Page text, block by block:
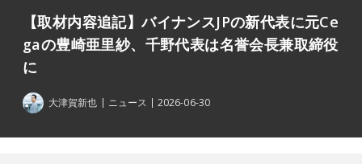
【取材内容追記】バイナンスJPの新代表に元Ce
gaの豊崎亜里紗、千野代表は名誉会長兼取締役
に
大津賀新也 ニュース 2026-06-30